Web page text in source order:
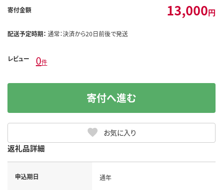
寄付金額 13,000円
配送予定時期： 通常：決済から20日前後で発送
レビュー 0件
お気に入り
寄付へ進む
返礼品詳細
申込期日 通年